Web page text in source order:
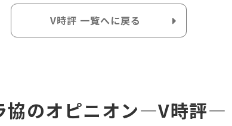
V時評 一覧へに戻る
協のオピニオン―V時評―